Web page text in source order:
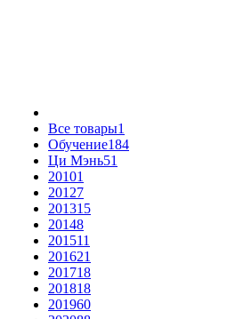
Все товары1
Обучение184
Ци Мэнь51
20101
20127
201315
20148
201511
201621
201718
201818
201960